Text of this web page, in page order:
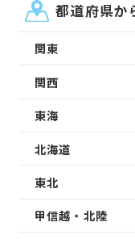
都道府県か
関東
関西
東海
北海道
東北
甲信越・北陸